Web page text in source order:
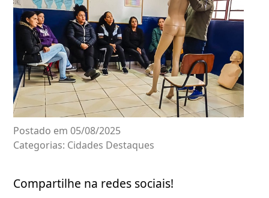
Postado em 05/08/2025
Categorias: Cidades Destaques
Compartilhe na redes sociais!